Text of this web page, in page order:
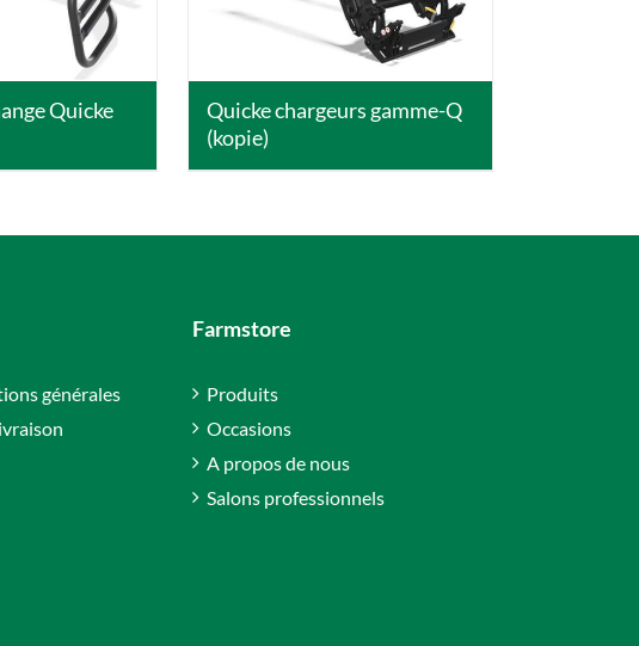
Quicke
Quicke chargeurs gamme-Q
(kopie)
générales
Farmstore
Produits
Occasions
A propos de nous
Salons professionnels